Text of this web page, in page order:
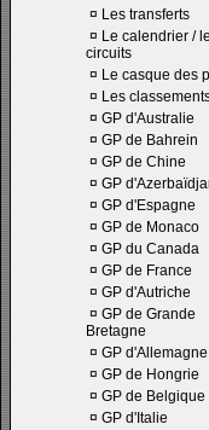
¤ Les transferts
¤ Le calendrier /
circuits
¤ Le casque des
¤ Les
¤ GP d'Australie
¤ GP de Bahrein
¤ GP de Chine
¤ GP
¤ GP d'Espagne
¤ GP de Monaco
¤ GP du Canada
¤ GP de France
¤ GP d'Autriche
¤ GP de Grande
Bretagne
¤ GP d'Allemagne
¤ GP de Hongrie
¤ GP de Belgique
¤ GP d'Italie